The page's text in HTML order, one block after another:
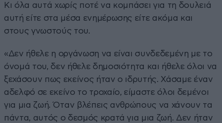
Κι όλα αυτά χωρίς ποτέ να κομπάσει για τη δουλειά
αυτή είτε στα μέσα ενημέρωσης είτε ακόμα και
στους γνωστούς του.
«Δεν ήθελε η οργάνωση να είναι συνδεδεμένη με το
όνομά του, δεν ήθελε δημοσιότητα και ήθελε όλοι να
ξεχάσουν πως εκείνος ήταν ο ιδρυτής. Χάσαμε έναν
αδελφό σε εκείνο το τροχαίο, είμαστε όλοι δεμένοι
για μια ζωή. Όταν βλέπεις ανθρώπους να χάνουν τα
πάντα, αυτός ο δεσμός κρατά για μια ζωή. Δεν ήταν